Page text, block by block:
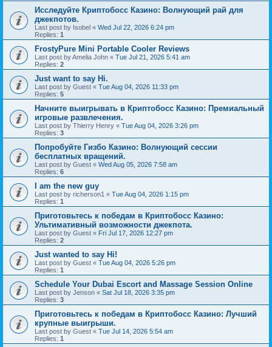
Исследуйте Криптобосс Казино: Волнующий рай для
джекпотов.
Last post by Isobel « Wed Jul 22, 2026 6:24 pm
Replies: 1
FrostyPure Mini Portable Cooler Reviews
Last post byAmelia John « Tue Jul 21, 2026 5:41 am
Replies: 2
Just want to say Hi.
Last post by Guest « Tue Aug 04, 2026 11:33 pm
Replies: 5
Начните выигрывать в Криптобосс Казино: Премиальный
игровые развлечения.
Last post by Thierry Henry « Tue Aug 04, 2026 3:26 pm
Replies: 3
Попробуйте Гизбо Казино: Волнующий сессии
бесплатных вращений.
Last post by Guest « Wed Aug 05, 2026 7:58 am
Replies: 6
I am the new guy
Last post by richerson1 « Tue Aug 04, 2026 1:15 pm
Replies: 1
Приготовьтесь к победам в Криптобосс Казино:
Ультимативный возможности джекпота.
Last post by Guest « Fri Jul 17, 2026 12:27 pm
Replies: 2
Just wanted to say Hi!
Last post by Guest « Tue Aug 04, 2026 5:26 pm
Replies: 1
Schedule Your Dubai Escort and Massage Session Online
Last post by Jenson « Sat Jul 18, 2026 3:35 pm
Replies: 3
Приготовьтесь к победам в Криптобосс Казино: Лучший
крупные выигрыши.
Last post by Guest « Tue Jul 14, 2026 5:54 am
Replies: 1